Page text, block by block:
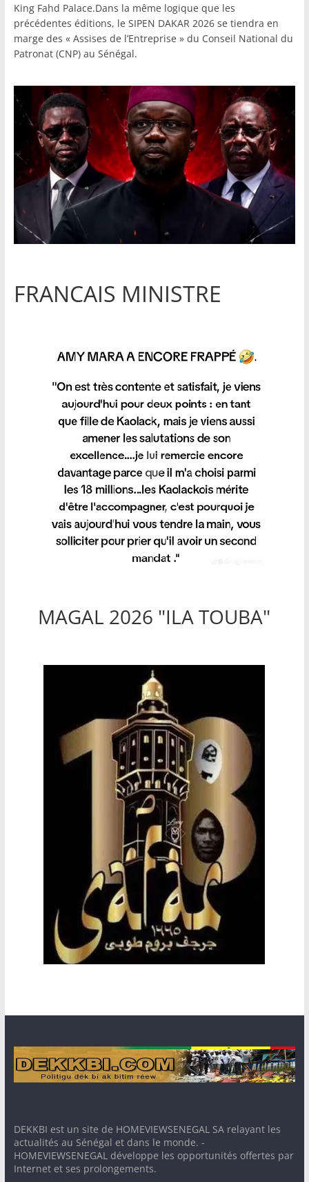
King Fahd Palace.Dans la même logique que les
précédentes éditions, le SIPEN DAKAR 2026 se tiendra en
marge des « Assises de l’Entreprise » du Conseil National du
Patronat (CNP) au Sénégal.
FRANCAIS MINISTRE
MAGAL 2026 "ILA TOUBA"
DEKKBI est un site de HOMEVIEWSENEGAL SA relayant les
actualités au Sénégal et dans le monde. -
HOMEVIEWSENEGAL développe les opportunités offertes par
Internet et ses prolongements.